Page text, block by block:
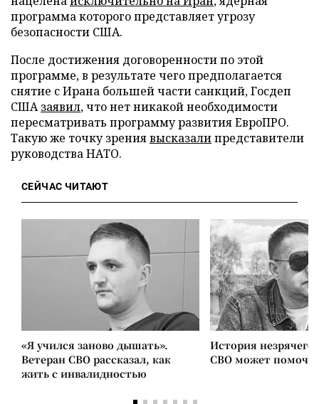
программа которого представляет угрозу
безопасности США.
После достижения договоренности по этой
программе, в результате чего предполагается
снятие с Ирана большей части санкций, Госдеп
СШАзаявил, что нет никакой необходимости
пересматривать программу развития ЕвроПРО.
Такую же точку зрениявысказалипредставители
руководства НАТО.
СЕЙЧАС ЧИТАЮТ
«Я учился заново дышать».
Ветеран СВО рассказал, как
жить с инвалидностью
История незрячего
СВО может помочь